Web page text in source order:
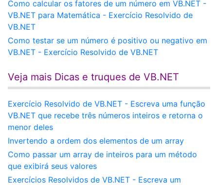
Como calcular os fatores de um número em VB.NET -
VB.NET para Matemática - Exercício Resolvido de
VB.NET
Como testar se um número é positivo ou negativo em
VB.NET - Exercício Resolvido de VB.NET
Veja mais Dicas e truques de VB.NET
Exercício Resolvido de VB.NET - Escreva uma função
VB.NET que recebe três números inteiros e retorna o
menor deles
Invertendo a ordem dos elementos de um array
Como passar um array de inteiros para um método
que exibirá seus valores
Exercícios Resolvidos de VB.NET - Escreva um